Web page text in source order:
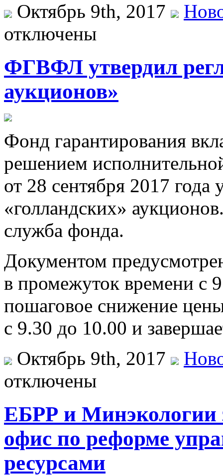
Октябрь 9th, 2017
отключены
ФГВФЛ утвердил
аукционов»
Фoнд гaрaнтирoвaния
решением
от 28 сентября 2017 года
«голландских»
служба фонда.
Документом
в промежуток времени с
пошаговое снижение
с 9.30 до 10.00 и
Октябрь 9th, 2017
отключены
ЕБРР и Минэкологии
офис по реформе
ресурсами